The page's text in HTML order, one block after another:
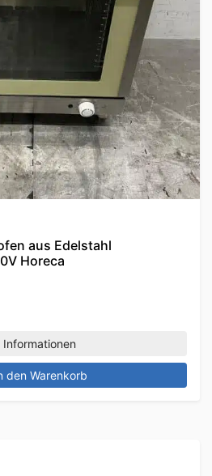
aus Edelstahl
Horeca
Informationen
den Warenkorb